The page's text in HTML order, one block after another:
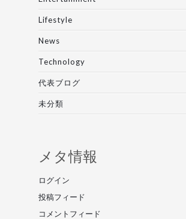
Lifestyle
News
Technology
代表ブログ
未分類
メタ情報
ログイン
投稿フィード
コメントフィード